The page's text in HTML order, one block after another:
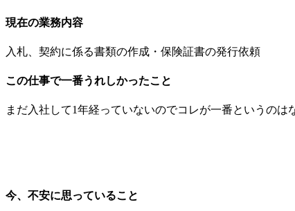
現在の業務内容
入札、契約に係る書類の作成・保険証書の発行依頼
この仕事で一番うれしかったこと
まだ入社して1年経っていないのでコレが一番というの
今、不安に思っていること